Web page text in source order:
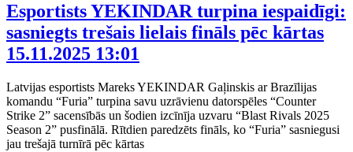
Esportists YEKINDAR turpina iespaidīgi:
sasniegts trešais lielais fināls pēc kārtas
15.11.2025 13:01
Latvijas esportists Mareks YEKINDAR Gaļinskis ar Brazīlijas
komandu “Furia” turpina savu uzrāvienu datorspēles “Counter
Strike 2” sacensībās un šodien izcīnīja uzvaru “Blast Rivals 2025
Season 2” pusfinālā. Rītdien paredzēts fināls, ko “Furia” sasniegusi
jau trešajā turnīrā pēc kārtas